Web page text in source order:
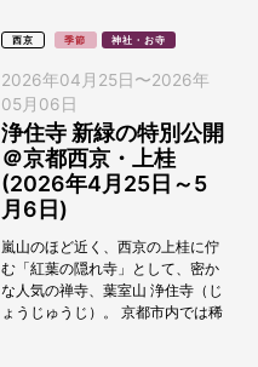
西京 季節 神社・お寺
2026年04月25日 〜2026年
05月06日
浄住寺 新緑の特別公開
＠京都西京・上桂
(2026年4月25日～5
月6日)
嵐山のほど近く、西京の上桂に佇
む「紅葉の隠れ寺」として、密か
な人気の禅寺、葉室山 浄住寺（じ
ょうじゅうじ）。 京都市内では稀